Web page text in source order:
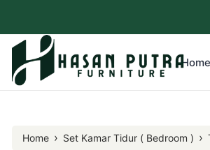
Home
Home › Set Kamar Tidur ( Bedroom ) ›